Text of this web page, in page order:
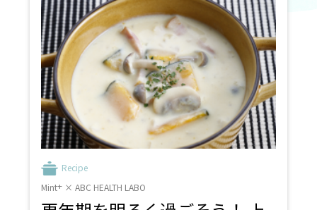
#過多月経
#不正性器出血 #不妊症 #不育症
#女性ホルモン
#生活習慣病
#老年期 #丈夫な骨
#プレコンセプションケア
#BMI値
#男性 #テストステロン #尿もれ
#産後尿もれ
#骨盤底筋
#お腹周り #姿勢改善 #産後ケア
#エクササイズ
#不育
#トレーニング #体力低下 #家トレ #筋力
#簡単
#ダイエット
#姿勢
Recipe
Mint+× ABC HEALTH LABO